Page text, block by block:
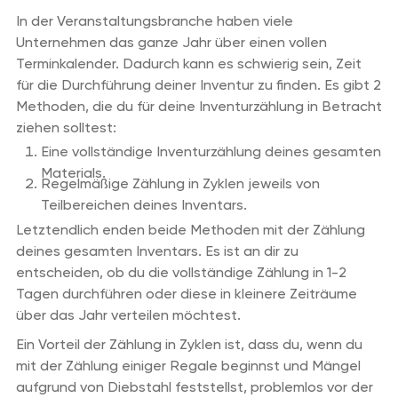
In der Veranstaltungsbranche haben viele
Unternehmen das ganze Jahr über einen vollen
Terminkalender. Dadurch kann es schwierig sein, Zeit
für die Durchführung deiner Inventur zu finden. Es gibt 2
Methoden, die du für deine Inventurzählung in Betracht
ziehen solltest:
Eine vollständige Inventurzählung deines gesamten
Materials.
Regelmäßige Zählung in Zyklen jeweils von
Teilbereichen deines Inventars.
Letztendlich enden beide Methoden mit der Zählung
deines gesamten Inventars. Es ist an dir zu
entscheiden, ob du die vollständige Zählung in 1-2
Tagen durchführen oder diese in kleinere Zeiträume
über das Jahr verteilen möchtest.
Ein Vorteil der Zählung in Zyklen ist, dass du, wenn du
mit der Zählung einiger Regale beginnst und Mängel
aufgrund von Diebstahl feststellst, problemlos vor der